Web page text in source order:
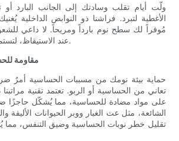
ولّت أيام تقلب وسادتك إلى الجانب البارد
الأغطية لتبرد. فراشنا ذو النوابض الداخلية
مُوفراً لك سطح نوم بارداً ومريحاً. لا داعي
عند الاستيقاظ، لتستمتع بنوم هانئ ومُنعش.
مقاومة
حماية بيئة نومك من مسببات الحساسية أمرٌ
تعاني من الحساسية أو الربو. تعتمد تقنية مراتبنا
على مواد مضادة للحساسية، مما يُشكّل حاجزًا
الشائعة، مثل عث الغبار ووبر الحيوانات الأليفة
تقليل خطر نوبات الحساسية وضيق التنفس، مما